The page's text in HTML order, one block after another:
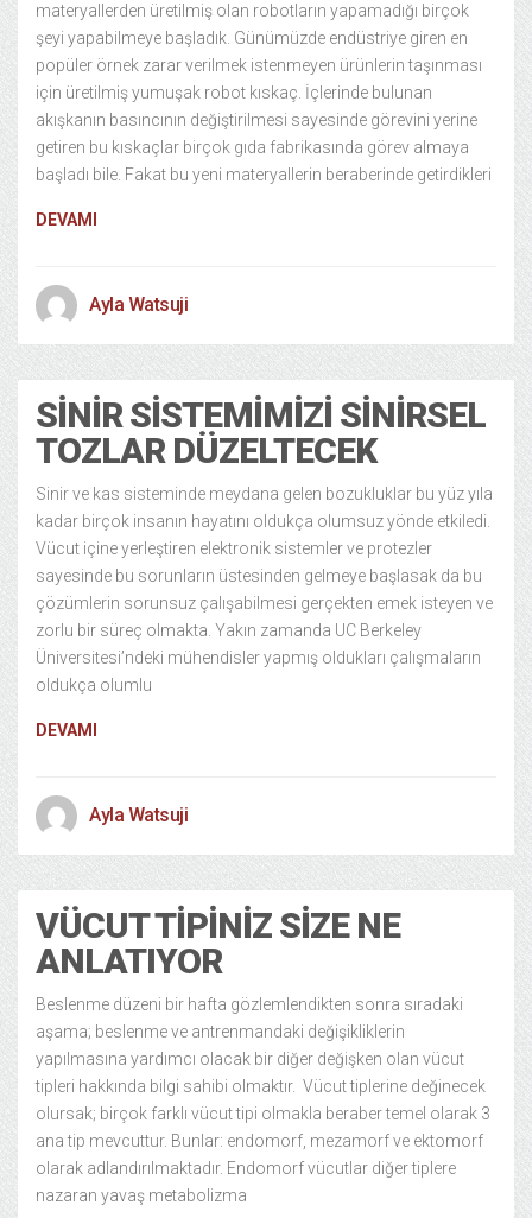
materyallerden üretilmiş olan robotların yapamadığı birçok
şeyi yapabilmeye başladık. Günümüzde endüstriye giren en
popüler örnek zarar verilmek istenmeyen ürünlerin taşınması
için üretilmiş yumuşak robot kıskaç. İçlerinde bulunan
akışkanın basıncının değiştirilmesi sayesinde görevini yerine
getiren bu kıskaçlar birçok gıda fabrikasında görev almaya
başladı bile. Fakat bu yeni materyallerin beraberinde getirdikleri
DEVAMI
Ayla Watsuji
SINIR SISTEMIMIZI SINIRSEL
TOZLAR DÜZELTECEK
Sinir ve kas sisteminde meydana gelen bozukluklar bu yüz yıla
kadar birçok insanın hayatını oldukça olumsuz yönde etkiledi.
Vücut içine yerleştiren elektronik sistemler ve protezler
sayesinde bu sorunların üstesinden gelmeye başlasak da bu
çözümlerin sorunsuz çalışabilmesi gerçekten emek isteyen ve
zorlu bir süreç olmakta. Yakın zamanda UC Berkeley
Üniversitesi’ndeki mühendisler yapmış oldukları çalışmaların
oldukça olumlu
DEVAMI
Ayla Watsuji
VÜCUT TIPINIZ SIZE NE
ANLATIYOR
Beslenme düzeni bir hafta gözlemlendikten sonra sıradaki
aşama; beslenme ve antrenmandaki değişikliklerin
yapılmasına yardımcı olacak bir diğer değişken olan vücut
tipleri hakkında bilgi sahibi olmaktır. Vücut tiplerine değinecek
olursak; birçok farklı vücut tipi olmakla beraber temel olarak 3
ana tip mevcuttur. Bunlar: endomorf, mezamorf ve ektomorf
olarak adlandırılmaktadır. Endomorf vücutlar diğer tiplere
nazaran yavaş metabolizma